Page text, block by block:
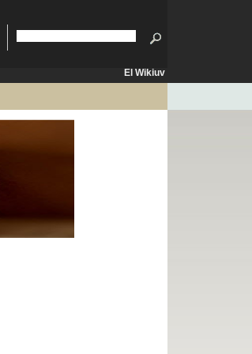
El Wikiuv